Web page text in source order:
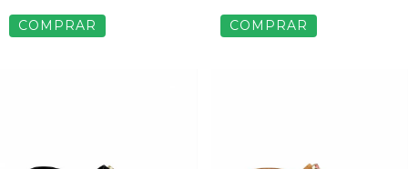
COMPRAR COMPRAR